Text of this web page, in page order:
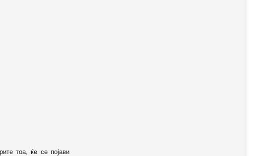
тоа, ќе се појави